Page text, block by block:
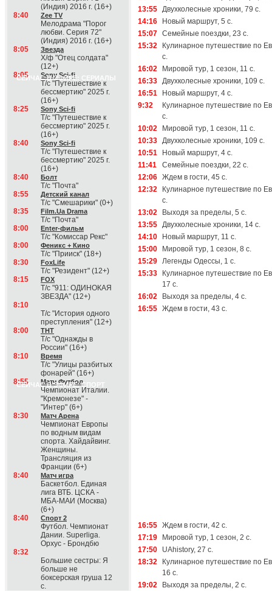
(Индия) 2016 г. (16+)
8:40
Zee TV
Мелодрама "Порог
любви. Серия 72"
(Индия) 2016 г. (16+)
8:05
Звезда
Х/ф "Отец солдата"
(12+)
СЕЙЧАС В ЭФИРЕ: СЕРИАЛЫ
8:05 Sony Sci-fi
Т/с "Путешествие к
бессмертию" 2025 г.
(16+)
8:25
Sony Sci-fi
Т/с "Путешествие к
бессмертию" 2025 г.
(16+)
8:40
Sony Sci-fi
Т/с "Путешествие к
бессмертию" 2025 г.
(16+)
8:40
Болт
Т/с "Почта"
8:55
Детский канал
Т/с "Смешарики" (0+)
8:35
Film.Ua Drama
Т/с "Почта"
8:00
Enter-фильм
Т/с "Комиссар Рекс"
8:00
Феникс + Кино
Т/с "Прииск" (18+)
8:30
FoxLife
Т/с "Резидент" (12+)
8:15
FOX
Т/с "911: ОДИНОКАЯ
ЗВЕЗДА" (12+)
8:10
Т/с "История одного
преступления" (12+)
8:00
ТНТ
Т/с "Однажды в
России" (16+)
8:10
Время
Т/с "Улицы разбитых
фонарей" (16+)
СЕЙЧАС В ЭФИРЕ: СПОРТ
8:55 Матч Футбол
Чемпионат Италии.
"Кремонезе" -
"Интер" (6+)
8:30
Матч Арена
Чемпионат Европы
по водным видам
спорта. Хайдайвинг.
Женщины.
Трансляция из
Франции (6+)
8:40
Матч игра
Баскетбол. Единая
лига ВТБ. ЦСКА -
МБА-МАИ (Москва)
(6+)
8:40
Спорт 2
Футбол. Чемпионат
Дании. Superliga.
Орхус - Брондбю
8:32
Большие сестры: Я
больше не
боксерская груша 12
с.
13:55 Двухколесные хроники, 79 с.
14:16
Новый маршрут, 5 с.
15:07 Семейные поездки, 23 с.
15:32
Кулинарное путешествие по
с.
16:02
Мировой тур, 1 сезон, 11 с.
16:33 Двухколесные хроники, 109 с.
16:51
Новый маршрут, 4 с.
9:32
Кулинарное путешествие по
с.
10:02
Мировой тур, 1 сезон, 11 с.
10:33 Двухколесные хроники, 109 с.
10:51
Новый маршрут, 4 с.
11:41
Семейные поездки, 22 с.
12:06 Ждем в гости, 45 с.
12:32
Кулинарное путешествие по
с.
13:02
Выходя за пределы, 5 с.
13:55 Двухколесные хроники, 14 с.
14:10
Новый маршрут, 11 с.
15:00
Мировой тур, 1 сезон, 8 с.
15:29 Легенды Одессы, 1 с.
15:33
Кулинарное путешествие по
17 с.
16:02
Выходя за пределы, 4 с.
16:55 Ждем в гости, 43 с.
16:55 Ждем в гости, 42 с.
17:19
Мировой тур, 1 сезон, 2 с.
17:50
UAhistory, 27 с.
18:32
Кулинарное путешествие по
16 с.
19:02
Выходя за пределы, 2 с.